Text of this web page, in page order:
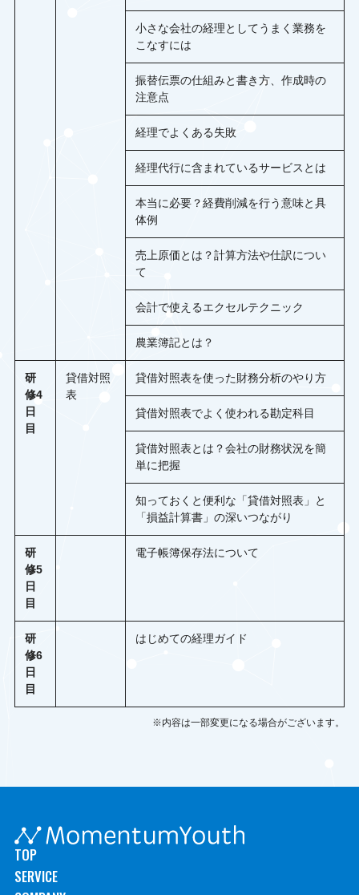
小さな会社の経理としてうまく業務を
こなすには
振替伝票の仕組みと書き方、作成時の
注意点
経理でよくある失敗
経理代行に含まれているサービスとは
本当に必要？経費削減を行う意味と具
体例
売上原価とは？計算方法や仕訳につい
て
会計で使えるエクセルテクニック
農業簿記とは？
研
修4
日
目
貸借対照
表
貸借対照表を使った財務分析のやり方
貸借対照表でよく使われる勘定科目
貸借対照表とは？会社の財務状況を簡
単に把握
知っておくと便利な「貸借対照表」と
「損益計算書」の深いつながり
研
修5
日
目
電子帳簿保存法について
研
修6
日
目
はじめての経理ガイド
※内容は一部変更になる場合がございます。
TOP
SERVICE